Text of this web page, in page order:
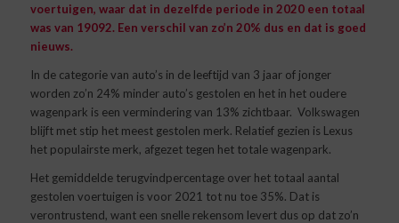
voertuigen, waar dat in dezelfde periode in 2020 een totaal
was van 19092. Een verschil van zo’n 20% dus en dat is goed
nieuws.
In de categorie van auto’s in de leeftijd van 3 jaar of jonger
worden zo’n 24% minder auto’s gestolen en het in het oudere
wagenpark is een vermindering van 13% zichtbaar. Volkswagen
blijft met stip het meest gestolen merk. Relatief gezien is Lexus
het populairste merk, afgezet tegen het totale wagenpark.
Het gemiddelde terugvindpercentage over het totaal aantal
gestolen voertuigen is voor 2021 tot nu toe 35%. Dat is
verontrustend, want een snelle rekensom levert dus op dat zo’n